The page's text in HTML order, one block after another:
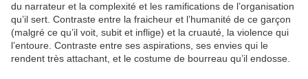
du narrateur et la complexité et les ramifications de l’organisation
qu’il sert. Contraste entre la fraicheur et l’humanité de ce garçon
(malgré ce qu’il voit, subit et inflige) et la cruauté, la violence qui
l’entoure. Contraste entre ses aspirations, ses envies qui le
rendent très attachant, et le costume de bourreau qu’il endosse.